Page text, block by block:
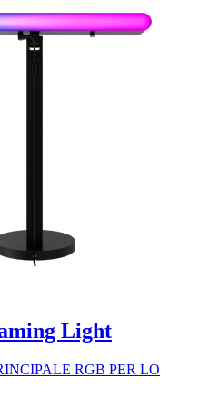
Light
RGB PER LO